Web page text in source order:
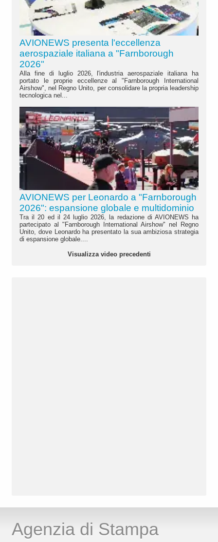
AVIONEWS presenta l'eccellenza
aerospaziale italiana a "Farnborough
2026"
Alla fine di luglio 2026, l'industria aerospaziale italiana ha
portato le proprie eccellenze al "Farnborough International
Airshow", nel Regno Unito, per consolidare la propria leadership
tecnologica nel...
AVIONEWS per Leonardo a "Farnborough
2026": espansione globale e multidominio
Tra il 20 ed il 24 luglio 2026, la redazione di AVIONEWS ha
partecipato al "Farnborough International Airshow" nel Regno
Unito, dove Leonardo ha presentato la sua ambiziosa strategia
di espansione globale....
Visualizza video precedenti
Agenzia di Stampa